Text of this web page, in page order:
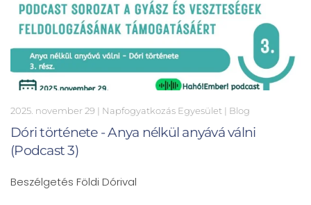
2025. november 29 | Napfogyatkozás Egyesület | Blog
Dóri története - Anya nélkül anyává válni
(Podcast 3)
Beszélgetés Földi Dórival